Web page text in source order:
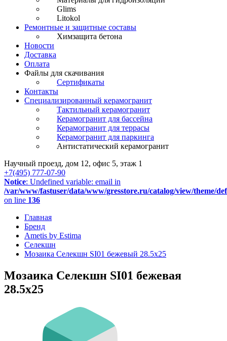
Glims
Litokol
Ремонтные и защитные составы
Химзащита бетона
Новости
Доставка
Оплата
Файлы для скачивания
Сертификаты
Контакты
Специализированный керамогранит
Тактильный керамогранит
Керамогранит для бассейна
Керамогранит для террасы
Керамогранит для паркинга
Антистатический керамогранит
Научный проезд, дом 12, офис 5, этаж 1
+7(495) 777-07-90
Notice: Undefined variable: email in
/var/www/fastuser/data/www/gresstore.ru/catalog/view/theme/
on line 136
Главная
Бренд
Ametis by Estima
Селекшн
Мозаика Селекшн SI01 бежевый 28.5x25
Мозаика Селекшн SI01 бежевая
28.5x25